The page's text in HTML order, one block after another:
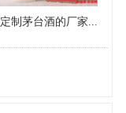
定制茅台酒的厂家...